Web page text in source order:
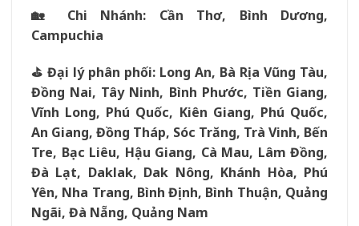
🏡 Chi Nhánh: Cần Thơ, Bình Dương,
Campuchia
⛳️ Đại lý phân phối: Long An, Bà Rịa Vũng Tàu,
Đồng Nai, Tây Ninh, Bình Phước, Tiền Giang,
Vĩnh Long, Phú Quốc, Kiên Giang, Phú Quốc,
An Giang, Đồng Tháp, Sóc Trăng, Trà Vinh, Bến
Tre, Bạc Liêu, Hậu Giang, Cà Mau, Lâm Đồng,
Đà Lạt, Daklak, Dak Nông, Khánh Hòa, Phú
Yên, Nha Trang, Bình Định, Bình Thuận, Quảng
Ngãi, Đà Nẵng, Quảng Nam